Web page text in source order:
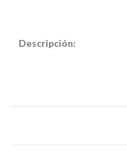
Descripción: